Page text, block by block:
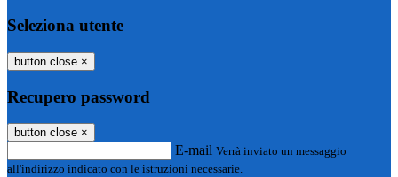
Seleziona utente
button close ×
Recupero password
button close ×
E-mail Verrà inviato un messaggio
all'indirizzo indicato con le istruzioni necessarie.